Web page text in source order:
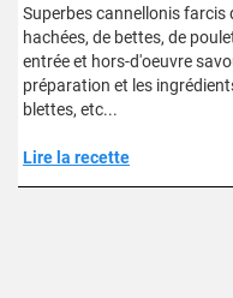
Superbes cannellonis farcis
hachées, de bettes, de
entrée et hors-d'oeuvre
préparation et les
blettes, etc...
Lire la recette